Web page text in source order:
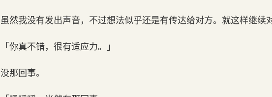
虽然我没有发出声音，不过想法似乎还是有传达给对方。就这样继续
「你真不错，很有适应力。」
没那回事。